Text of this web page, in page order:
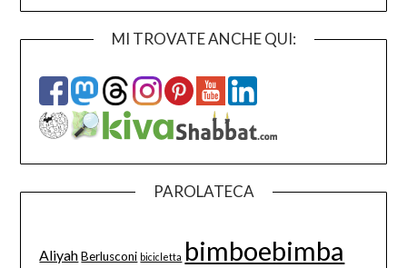
MI TROVATE ANCHE QUI:
PAROLATECA
Aliyah Berlusconi bicicletta bimboebimba